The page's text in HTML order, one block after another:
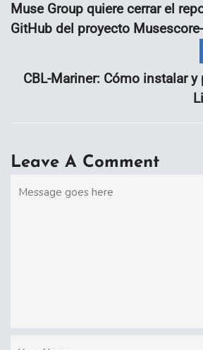
Muse Group quiere cerrar el
GitHub del proyecto
CBL-Mariner: Cómo instalar
Leave A Comment